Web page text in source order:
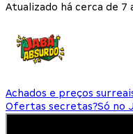
Atualizado há cerca de 7
Achados e preços
Ofertas secretas?Só no